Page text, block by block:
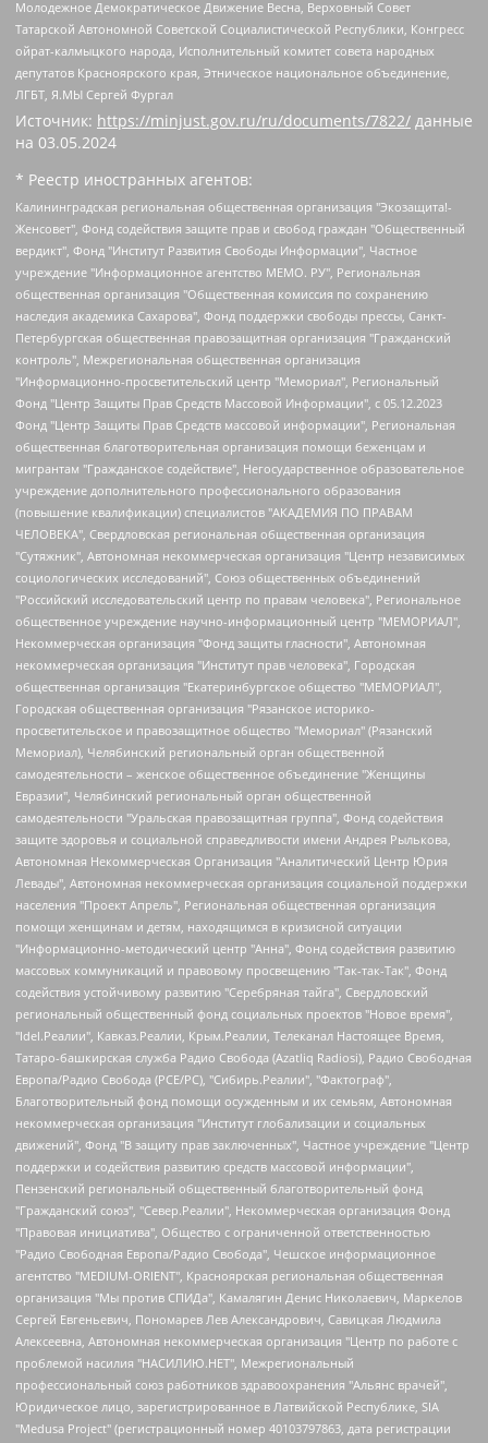
Молодежное Демократическое Движение Весна, Верховный Совет
Татарской Автономной Советской Социалистической Республики, Конгресс
ойрат-калмыцкого народа, Исполнительный комитет совета народных
депутатов Красноярского края, Этническое национальное объединение,
ЛГБТ, Я.МЫ Сергей Фургал
Источник: https://minjust.gov.ru/ru/documents/7822/ данные
на 03.05.2024
* Реестр иностранных агентов:
Калининградская региональная общественная организация "Экозащита!-Женсовет", Фонд содействия защите прав и свобод граждан "Общественный вердикт", Фонд "Институт Развития Свободы Информации", Частное учреждение "Информационное агентство МЕМО. РУ", Региональная общественная организация "Общественная комиссия по сохранению наследия академика Сахарова", Фонд поддержки свободы прессы, Санкт-Петербургская общественная правозащитная организация "Гражданский контроль", Межрегиональная общественная организация "Информационно-просветительский центр "Мемориал", Региональный Фонд "Центр Защиты Прав Средств Массовой Информации", с 05.12.2023 Фонд "Центр Защиты Прав Средств массовой информации", Региональная общественная благотворительная организация помощи беженцам и мигрантам "Гражданское содействие", Негосударственное образовательное учреждение дополнительного профессионального образования (повышение квалификации) специалистов "АКАДЕМИЯ ПО ПРАВАМ ЧЕЛОВЕКА", Свердловская региональная общественная организация "Сутяжник", Автономная некоммерческая организация "Центр независимых социологических исследований", Союз общественных объединений "Российский исследовательский центр по правам человека", Региональное общественное учреждение научно-информационный центр "МЕМОРИАЛ", Некоммерческая организация "Фонд защиты гласности", Автономная некоммерческая организация "Институт прав человека", Городская общественная организация "Екатеринбургское общество "МЕМОРИАЛ", Городская общественная организация "Рязанское историко-просветительское и правозащитное общество "Мемориал" (Рязанский Мемориал), Челябинский региональный орган общественной самодеятельности – женское общественное объединение "Женщины Евразии", Челябинский региональный орган общественной самодеятельности "Уральская правозащитная группа", Фонд содействия защите здоровья и социальной справедливости имени Андрея Рылькова, Автономная Некоммерческая Организация "Аналитический Центр Юрия Левады", Автономная некоммерческая организация социальной поддержки населения "Проект Апрель", Региональная общественная организация помощи женщинам и детям, находящимся в кризисной ситуации "Информационно-методический центр "Анна", Фонд содействия развитию массовых коммуникаций и правовому просвещению "Так-так-Так", Фонд содействия устойчивому развитию "Серебряная тайга", Свердловский региональный общественный фонд социальных проектов "Новое время", "Idel.Реалии", Кавказ.Реалии, Крым.Реалии, Телеканал Настоящее Время, Татаро-башкирская служба Радио Свобода (Azatliq Radiosi), Радио Свободная Европа/Радио Свобода (PCE/PC), "Сибирь.Реалии", "Фактограф", Благотворительный фонд помощи осужденным и их семьям, Автономная некоммерческая организация "Институт глобализации и социальных движений", Фонд "В защиту прав заключенных", Частное учреждение "Центр поддержки и содействия развитию средств массовой информации", Пензенский региональный общественный благотворительный фонд "Гражданский союз", "Север.Реалии", Некоммерческая организация Фонд "Правовая инициатива", Общество с ограниченной ответственностью "Радио Свободная Европа/Радио Свобода", Чешское информационное агентство "MEDIUM-ORIENT", Красноярская региональная общественная организация "Мы против СПИДа", Камалягин Денис Николаевич, Маркелов Сергей Евгеньевич, Пономарев Лев Александрович, Савицкая Людмила Алексеевна, Автономная некоммерческая организация "Центр по работе с проблемой насилия "НАСИЛИЮ.НЕТ", Межрегиональный профессиональный союз работников здравоохранения "Альянс врачей", Юридическое лицо, зарегистрированное в Латвийской Республике, SIA "Medusa Project" (регистрационный номер 40103797863, дата регистрации 10.06.2014), Некоммерческая организация "Фонд по борьбе с коррупцией", Автономная некоммерческая организация "Институт права и публичной политики", Баданин Роман Сергеевич, Гликин Максим Александрович, Железнова Мария Михайловна, Лукьянова Юлия Сергеевна, Маетная Елизавета Витальевна, Маняхин Петр Борисович, Чуракова Ольга Владимировна, Ярош Юлия Петровна, Юридическое лицо "The Insider SIA", зарегистрированное в Риге, Латвийская Республика (дата регистрации 26.06.2015), являющееся администратором доменного имени интернет-издания "The Insider SIA", https://theins.ru, Постернак Алексей Евгеньевич, Рубин Михаил Аркадьевич, Анин Роман Александрович, Юридическое лицо Istories fonds, зарегистрированное в Латвийской Республике (регистрационный номер 50008295751, дата регистрации 24.02.2020), Великовский Дмитрий Александрович, Долинина Ирина Николаевна, Мароховская Алеся Алексеевна, Шлейнов Роман Юрьевич, Шмагун Олеся Валентиновна, Общество с ограниченной ответственностью "Альтаир 2021", Общество с ограниченной ответственностью "Вега 2021", Общество с ограниченной ответственностью "Главный редактор 2021", Общество с ограниченной ответственностью "Ромашки монолит", Важенков Артем Валерьевич, Ивановская областная общественная организация "Центр гендерных исследований", Гурман Юрий Альбертович, Медиапроект "ОВД-Инфо", Егоров Владимир Владимирович, Жилинский Владимир Александрович, Общество с ограниченной ответственностью "ЗП", Иванова София Юрьевна, Карезина Инна Павловна, Кильтау Екатерина Викторовна, Петров Алексей Викторович, Пискунов Сергей Евгеньевич, Смирнов Сергей Сергеевич, Тихонов Михаил Сергеевич, Общество с ограниченной ответственностью "ЖУРНАЛИСТ-ИНОСТРАННЫЙ АГЕНТ", Арапова Галина Юрьевна, Вольтская Татьяна Анатольевна, Американская компания "Mason G.E.S. Anonymous Foundation" (США), являющаяся владельцем интернет-издания https://mnews.world/, Компания "Stichting Bellingcat", зарегистрированная в Нидерландах (дата регистрации 11.07.2018), Захаров Андрей Вячеславович, Клепиковская Екатерина Дмитриевна, Общество с ограниченной ответственностью "МЕМО", Перл Роман Александрович, Симонов Евгений Алексеевич, Соловьева Елена Анатольевна, Сотников Даниил Владимирович, Сурначева Елизавета Дмитриевна, Автономная некоммерческая организация по защите прав человека и информированию населения "Якутия – Наше Мнение", Общество с ограниченной ответственностью "Москоу диджитал медиа", с 26.01.2023 Общество с ограниченной ответственностью "Чайка Белые сады", Ветошкина Валерия Валерьевна, Заговора Максим Александрович, Межрегиональное общественное движение "Российская ЛГБТ - сеть", Оленичев Максим Владимирович, Павлов Иван Юрьевич, Скворцова Елена Сергеевна, Общество с ограниченной ответственностью "Как бы инагент", Кочетков Игорь Викторович, Общество с ограниченной ответственностью "Честные выборы", Еланчик Олег Александрович, Общество с ограниченной ответственностью "Нобелевский призыв", Гималова Регина Эмилевна, Григорьев Андрей Валерьевич, Григорьева Алина Александровна, Ассоциация по содействию защите прав призывников, альтернативнослужащих и военнослужащих "Правозащитная группа "Гражданин.Армия.Право", Хисамова Регина Фаритовна, Автономная некоммерческая организация по реализации социально-правовых программ "Лилит", Дальневосточное общественное движение "Маяк", Санкт-Петербургская ЛГБТ-инициативная группа "Выход", Инициативная группа ЛГБТ+ "Реверс", Алексеев Андрей Викторович, Бекбулатова Таисия Львовна, Беляев Иван Михайлович, Владыкина Елена Сергеевна, Гельман Марат Александрович, Никульшина Вероника Юрьевна, Толоконникова Надежда Андреевна, Шендерович Виктор Анатольевич, Общество с ограниченной ответственностью "Данное сообщение", Общество с ограниченной ответственностью Издательский дом "Новая глава", Айнбиндер Александра Александровна, Московский комьюнити-центр для ЛГБТ+инициатив, Благотворительный фонд развития филантропии, Deutsche Welle (Германия, Kurt-Schumacher-Strasse 3, 53113 Bonn), Борзунова Мария Михайловна, Воробьев Виктор Викторович, Голубева Анна Львовна, Константинова Алла Михайловна, Малкова Ирина Владимировна, Мурадов Мурад Абдулгалимович, Осетинская Елизавета Николаевна, Понасенков Евгений Николаевич, Ганапольский Матвей Юрьевич, Киселев Евгений Алексеевич, Борухович Ирина Григорьевна, Дремин Иван Тимофеевич, Дубровский Дмитрий Викторович, Красноярская региональная общественная организация поддержки и развития альтернативных образовательных технологий и межкультурных коммуникаций "ИНТЕРРА", Маяковская Екатерина Алексеевна, Фейгин Марк Захарович, Филимонов Андрей Викторович, Дзугкоева Регина Николаевна, Доброхотов Роман Александрович, Дудь Юрий Александрович, Елкин Сергей Владимирович, Кругликов Кирилл Игоревич, Сабунаева Мария Леонидовна, Семенов Алексей Владимирович, Шаинян Карен Багратович, Шульман Екатерина Михайловна, Асафьев Артур Валерьевич, Вахштайн Виктор Семенович, Венедиктов Алексей Алексеевич, Лушникова Екатерина Евгеньевна, Волков Леонид Михайлович, Невзоров Александр Глебович, Пархоменко Сергей Борисович, Сироткин Ярослав Николаевич, Кара-Мурза Владимир Владимирович, Баранова Наталья Владимировна, Гозман Леонид Яковлевич, Кагарлицкий Борис Юльевич, Климарев Михаил Валерьевич, Милов Владимир Станиславович, Автономная некоммерческая организация Краснодарский центр современного искусства "Типография", Моргенштерн Алишер Тагирович, Соболь Любовь Эдуардовна, Общество с ограниченной ответственностью "ЛИЗА НОРМ", Каспаров Гарри Кимович, Ходорковский Михаил Борисович, Общество с ограниченной ответственностью "Апрельские тезисы", Данилович Ирина Брониславовна, Кашин Олег Владимирович, Петров Николай Владимирович, Пивоваров Алексей Владимирович, Соколов Михаил Владимирович, Цветкова Юлия Владимировна, Чичваркин Евгений Александрович, Комитет против пыток/Команда против пыток, Общество с ограниченной ответственностью "Первый научный", Общество с ограниченной ответственностью "Вертолет и ко", Белоцерковская Вероника Борисовна, Кац Максим Евгеньевич, Лазарева Татьяна Юрьевна, Шаведдинов Руслан Табризович, Яшин Илья Валерьевич, Общество с ограниченной ответственностью "Иноагент ААВ", Алешковский Дмитрий Петрович, Альбац Евгения Марковна, Быков Дмитрий Львович, Галямина Юлия Евгеньевна, Лойко Сергей Леонидович, Мартынов Кирилл Константинович, Медведев Сергей Александрович, Крашенинников Федор Геннадиевич, Гордеева Катерина Вл